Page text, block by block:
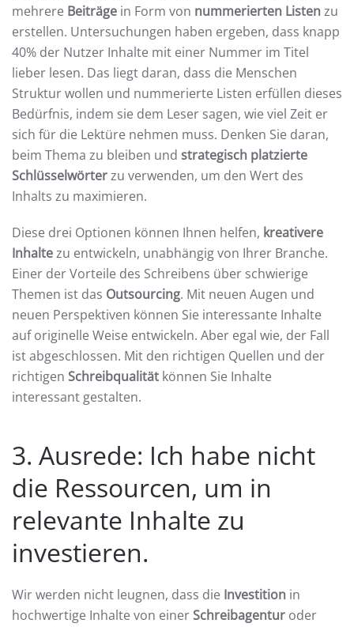
mehrere Beiträge in Form von nummerierten Listenzu
erstellen. Untersuchungen haben ergeben, dass knapp
40% der Nutzer Inhalte mit einer Nummer im Titel
lieber lesen. Das liegt daran, dass die Menschen
Struktur wollen und nummerierte Listen erfüllen dieses
Bedürfnis, indem sie dem Leser sagen, wie viel Zeit er
sich für die Lektüre nehmen muss. Denken Sie daran,
beim Thema zu bleiben und strategisch platzierte
Schlüsselwörterzu verwenden, um den Wert des
Inhalts zu maximieren.
Diese drei Optionen können Ihnen helfen, kreativere
Inhaltezu entwickeln, unabhängig von Ihrer Branche.
Einer der Vorteile des Schreibens über schwierige
Themen ist das Outsourcing. Mit neuen Augen und
neuen Perspektiven können Sie interessante Inhalte
auf originelle Weise entwickeln. Aber egal wie, der Fall
ist abgeschlossen. Mit den richtigen Quellen und der
richtigen Schreibqualität können Sie Inhalte
interessant gestalten.
3. Ausrede: Ich habe nicht
die Ressourcen, um in
relevante Inhalte zu
investieren.
Wir werden nicht leugnen, dass die Investition in
hochwertige Inhalte von einerSchreibagentur oder